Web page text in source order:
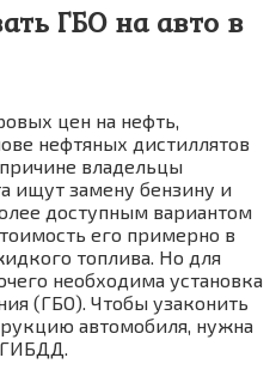
ГБО на авто в
цен на нефть,
нефтяных дистиллятов
владельцы
ищут замену бензину и
доступным вариантом
его примерно в
топлива. Но для
необходима установка
(ГБО). Чтобы узаконить
автомобиля, нужна
ГИБДД.